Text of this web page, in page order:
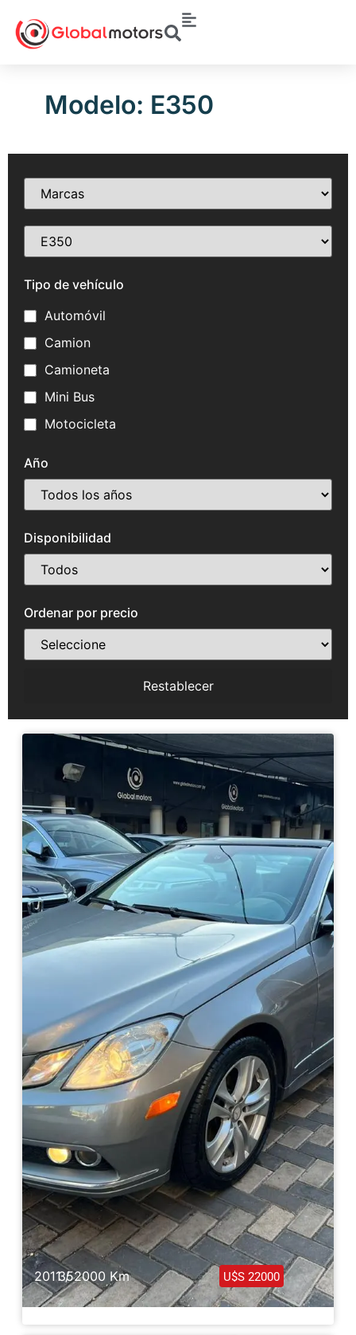
Modelo: E350
Tipo de vehículo
Automóvil
Camion
Camioneta
Mini Bus
Motocicleta
Año
Disponibilidad
Ordenar por precio
Restablecer
Haz clic aquí
2011 /352000 Km U$S 22000
Mercedes E350 Cabriolet Full 2011